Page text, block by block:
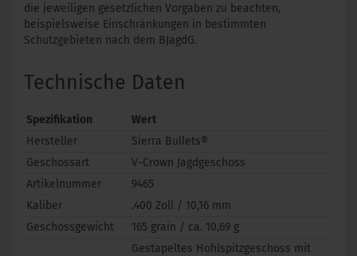
die jeweiligen gesetzlichen Vorgaben zu beachten,
beispielsweise Einschränkungen in bestimmten
Schutzgebieten nach dem BJagdG.
Technische Daten
Spezifikation
Wert
Hersteller
Sierra Bullets®
Geschossart
V-Crown Jagdgeschoss
Artikelnummer
9465
Kaliber
.400 Zoll / 10,16 mm
Geschossgewicht
165 grain / ca. 10,69 g
Gestapeltes Hohlspitzgeschoss mit